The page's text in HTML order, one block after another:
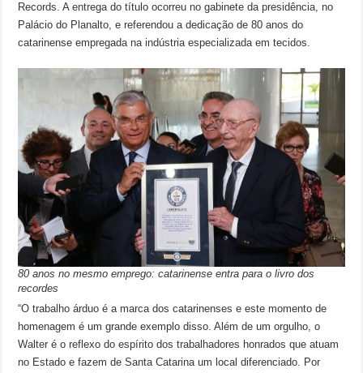
Records. A entrega do título ocorreu no gabinete da presidência, no
Palácio do Planalto, e referendou a dedicação de 80 anos do
catarinense empregada na indústria especializada em tecidos.
80 anos no mesmo emprego: catarinense entra para o livro dos
recordes
“O trabalho árduo é a marca dos catarinenses e este momento de
homenagem é um grande exemplo disso. Além de um orgulho, o
Walter é o reflexo do espírito dos trabalhadores honrados que atuam
no Estado e fazem de Santa Catarina um local diferenciado. Por